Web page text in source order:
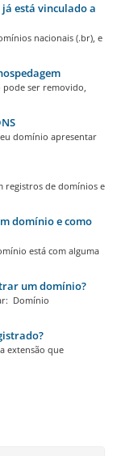
está vinculado a
nacionais (.br), e
pode ser removido,
domínio apresentar
registros de domínios e
domínio e como
está com alguma
um domínio?
Domínio
extensão que